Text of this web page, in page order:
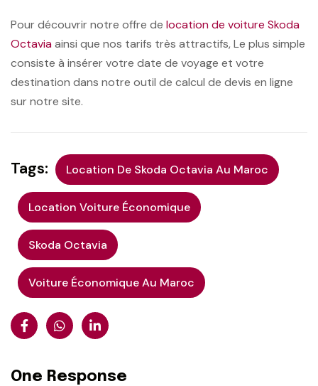
Pour découvrir notre offre de location de voiture Skoda
Octaviaainsi que nos tarifs très attractifs, Le plus simple
consiste à insérer votre date de voyage et votre
destination dans notre outil de calcul de devis en ligne
sur notre site.
Tags: Location De Skoda Octavia Au Maroc
Location Voiture Économique
Skoda Octavia
Voiture Économique Au Maroc
One Response